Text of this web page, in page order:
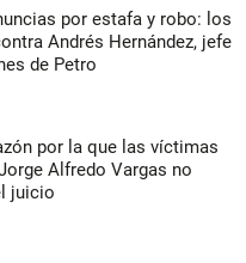
por estafa y robo: los
Andrés Hernández, jefe
de Petro
por la que las víctimas
Alfredo Vargas no
juicio